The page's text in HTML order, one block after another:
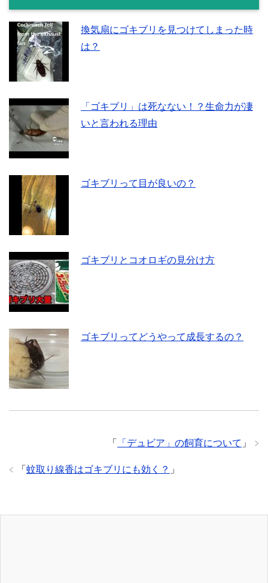
換気扇にゴキブリを見つけてしまった時
は？
「ゴキブリ」は死なない！？生命力が凄
いと言われる理由
ゴキブリって目が良いの？
ゴキブリとコオロギの見分け方
ゴキブリってどうやって成長するの？
「 「デュビア」の飼育について 」
「 蚊取り線香はゴキブリにも効く？ 」